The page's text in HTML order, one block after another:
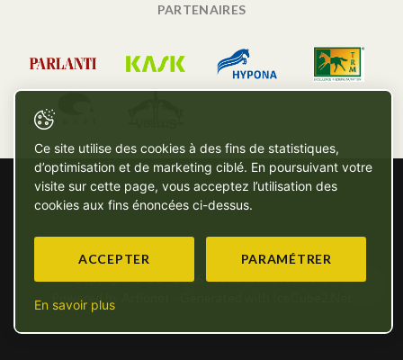
PARTENAIRES
Copyright © SG - 2026 - Tous droits réservés
Powered by Artionet
Ce site utilise des cookies à des fins de statistiques,
d’optimisation et de marketing ciblé. En poursuivant votre
visite sur cette page, vous acceptez l’utilisation des
cookies aux fins énoncées ci-dessus.
ACCEPTER PARAMÉTRER
En savoir plus